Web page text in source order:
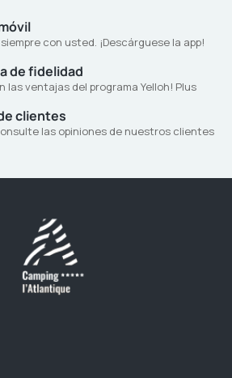
con usted. ¡Descárguese la app!
de fidelidad
las ventajas del programa Yelloh! Plus
clientes
las opiniones de nuestros clientes